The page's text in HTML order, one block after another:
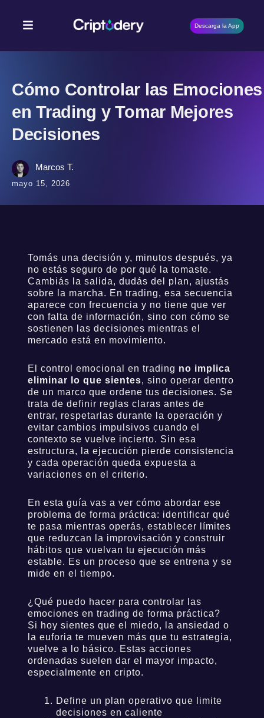
Descarga la App
Cómo Controlar las Emociones
en Trading y Tomar Mejores
Decisiones
Marcos T.
mayo 15, 2026
Tomás una decisión y, minutos después, ya
no estás seguro de por qué la tomaste.
Cambiás la salida, dudás del plan, ajustás
sobre la marcha. En trading, esa secuencia
aparece con frecuencia y no tiene que ver
con falta de información, sino con cómo se
sostienen las decisiones mientras el
mercado está en movimiento.
El control emocional en trading no implica
eliminar lo que sientes, sino operar dentro
de un marco que ordene tus decisiones. Se
trata de definir reglas claras antes de
entrar, respetarlas durante la operación y
evitar cambios impulsivos cuando el
contexto se vuelve incierto. Sin esa
estructura, la ejecución pierde consistencia
y cada operación queda expuesta a
variaciones en el criterio.
En esta guía vas a ver cómo abordar ese
problema de forma práctica: identificar qué
te pasa mientras operás, establecer límites
que reduzcan la improvisación y construir
hábitos que vuelvan tu ejecución más
estable. Es un proceso que se entrena y se
mide en el tiempo.
¿Qué puedo hacer para controlar las
emociones en trading de forma práctica?
Si hoy sientes que el miedo, la ansiedad o
la euforia te mueven más que tu estrategia,
vuelve a lo básico. Estas acciones
ordenadas suelen dar el mayor impacto,
especialmente en cripto.
Define un plan operativo que limite
decisiones en caliente